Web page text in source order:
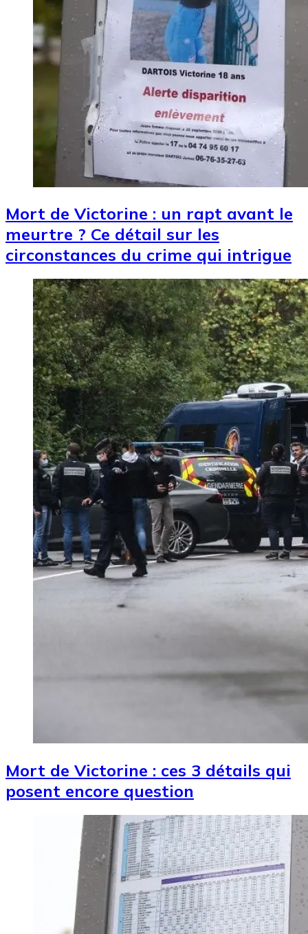
Mort de Victorine : un rapt avant le
meurtre ? Ce détail sur les
circonstances du crime qui intrigue
Image
Mort de Victorine : ces 3 détails qui
posent encore question